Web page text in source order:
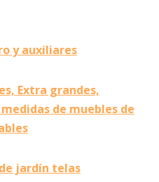
y auxiliares
Extra grandes,
de muebles de
jardín telas